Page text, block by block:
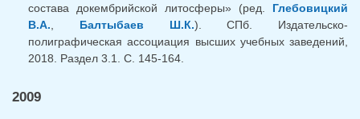
состава докембрийской литосферы» (ред. Глебовицкий
В.А.
Балтыбаев Ш.К.). СПб. Издательско-
полиграфическая ассоциация высших учебных заведений,
2018. Раздел 3.1. С. 145-164.
2009